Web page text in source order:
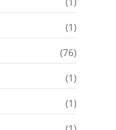
(1)
(76)
(1)
(1)